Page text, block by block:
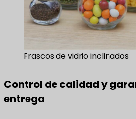
Frascos de vidrio inclinados
Control de calidad y
entrega